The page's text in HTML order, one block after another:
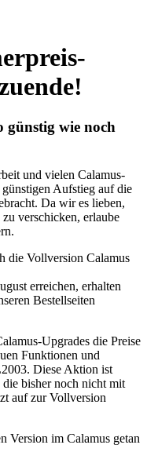
günstig wie noch
und vielen Calamus-
Aufstieg auf die
Da wir es lieben,
verschicken, erlaube
die Vollversion Calamus
erreichen, erhalten
Bestellseiten
Upgrades die Preise
Funktionen und
Diese Aktion ist
bisher noch nicht mit
auf zur Vollversion
Version im Calamus getan